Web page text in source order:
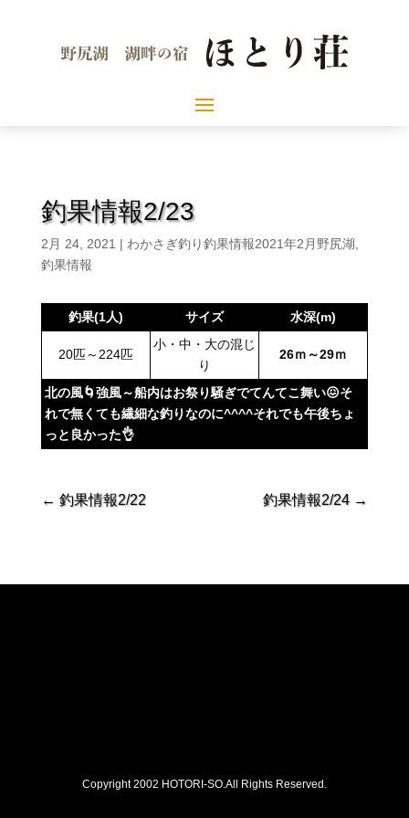
釣果情報2/23
2月 24, 2021 | わかさぎ釣り釣果情報2021年2月野尻湖
釣果情報
釣果(1人) サイズ 水深(m)
20匹～224匹
小・中・大の混じ
り
26ｍ～29ｍ
北の風🌀強風～船内はお祭り騒ぎでてんてこ舞い😖そ
れで無くても繊細な釣りなのに^^^^それでも午後ちょ
っと良かった👌
← 釣果情報2/22 釣果情報2/24→
Copyright 2002 HOTORI-SO.All Rights Reserved.